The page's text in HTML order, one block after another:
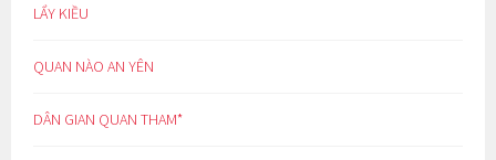
LẨY KIỀU
QUAN NÀO AN YÊN
DÂN GIAN QUAN THAM*